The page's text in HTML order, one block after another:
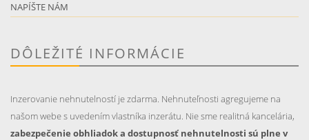
NAPÍŠTE NÁM
DÔLEŽITÉ INFORMÁCIE
Inzerovanie nehnutelností je zdarma. Nehnuteľnosti agregujeme na
našom webe s uvedením vlastníka inzerátu. Nie sme realitná kancelária,
zabezpečenie obhliadok a dostupnosť nehnutelnosti sú plne v